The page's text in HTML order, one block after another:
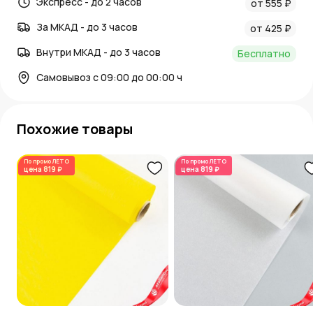
от 555 ₽
За МКАД - до 3 часов
от 425 ₽
Внутри МКАД - до 3 часов
Бесплатно
Самовывоз с 09:00 до 00:00 ч
Похожие товары
По промоЛЕТО
цена 819 ₽
По промоЛЕТО
цена 819 ₽